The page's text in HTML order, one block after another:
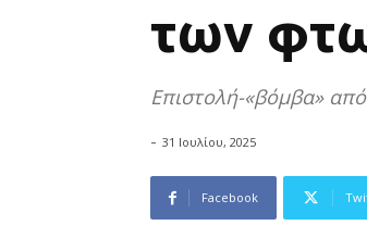
των
Επιστολή-«βόμβα»
- 31 Ιουλίου, 2025
Facebook